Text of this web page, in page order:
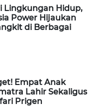
Lingkungan Hidup,
Power Hijaukan
di Berbagai
Empat Anak
Lahir Sekaligus
Prigen